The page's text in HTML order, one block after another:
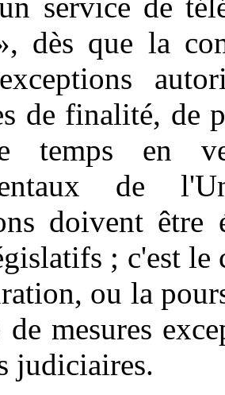
service de
dès que la
de finalité, de
temps en
de
doivent être
; c'est le
ou la
de mesures
judiciaires.